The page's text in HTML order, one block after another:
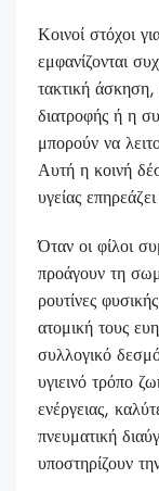
Κοινοί στόχοι
εμφανίζονται
τακτική
διατροφής ή η
μπορούν να
Αυτή η κοινή
υγείας
Όταν οι φίλοι
προάγουν τη
ρουτίνες
ατομική τους
συλλογικό
υγιεινό τρόπο
ενέργειας,
πνευματική
υποστηρίζουν